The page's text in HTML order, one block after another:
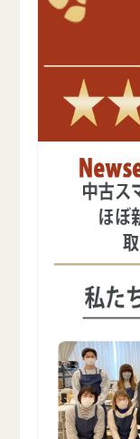
ー
を
減
ら